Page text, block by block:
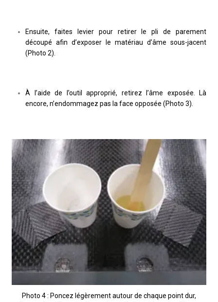
Ensuite, faites levier pour retirer le pli de parement
découpé afin d’exposer le matériau d’âme sous-jacent
(Photo 2).
À l’aide de l’outil approprié, retirez l’âme exposée. Là
encore, n’endommagez pas la face opposée (Photo 3).
Photo 4 : Poncez légèrement autour de chaque point dur,